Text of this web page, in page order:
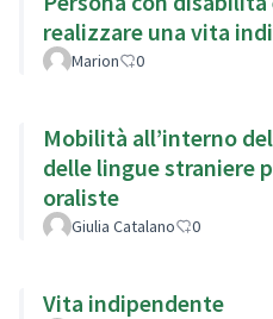
realizzare una vita
Marion 0
Mobilità all’interno
delle lingue straniere
oraliste
Giulia Catalano 0
Vita indipendente